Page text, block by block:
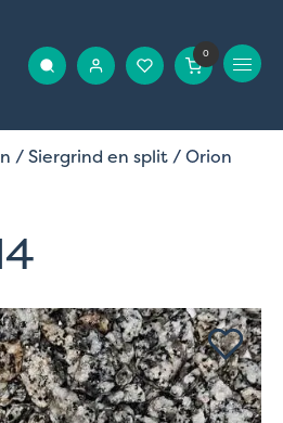
0
/Siergrind en split/ Orion